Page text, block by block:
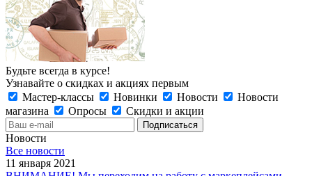
Будьте всегда в курсе!
Узнавайте о скидках и акциях первым
Мастер-классы
Новинки Новости
Новости
магазина
Опросы Скидки и акции
Новости
Все новости
11 января 2021